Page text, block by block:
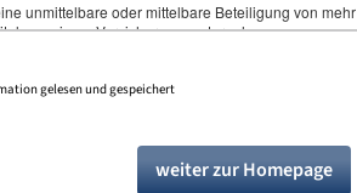
·Beschwerden·Cookies
unmittelbare oder mittelbare Beteiligung von mehr
an einem Versicherungsunternehmen.
e.V.
10006 Berlin
gelesen und gespeichert
weiter zur Homepage